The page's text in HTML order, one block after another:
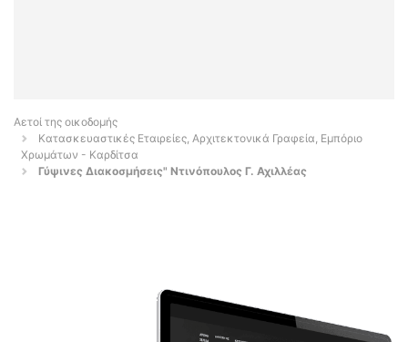
Αετοί της οικοδομής
Κατασκευαστικές Εταιρείες, Αρχιτεκτονικά Γραφεία, Εμπόριο
Χρωμάτων - Καρδίτσα
Γύψινες Διακοσμήσεις" Ντινόπουλος Γ. Αχιλλέας